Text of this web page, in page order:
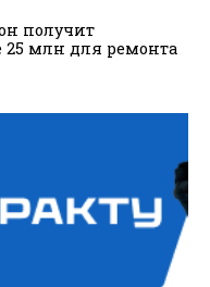
получит
млн для ремонта